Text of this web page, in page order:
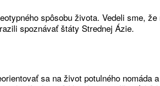
spôsobu života. Vedeli sme,
spoznávať štáty Strednej Ázie.
sa na život potulného nomáda